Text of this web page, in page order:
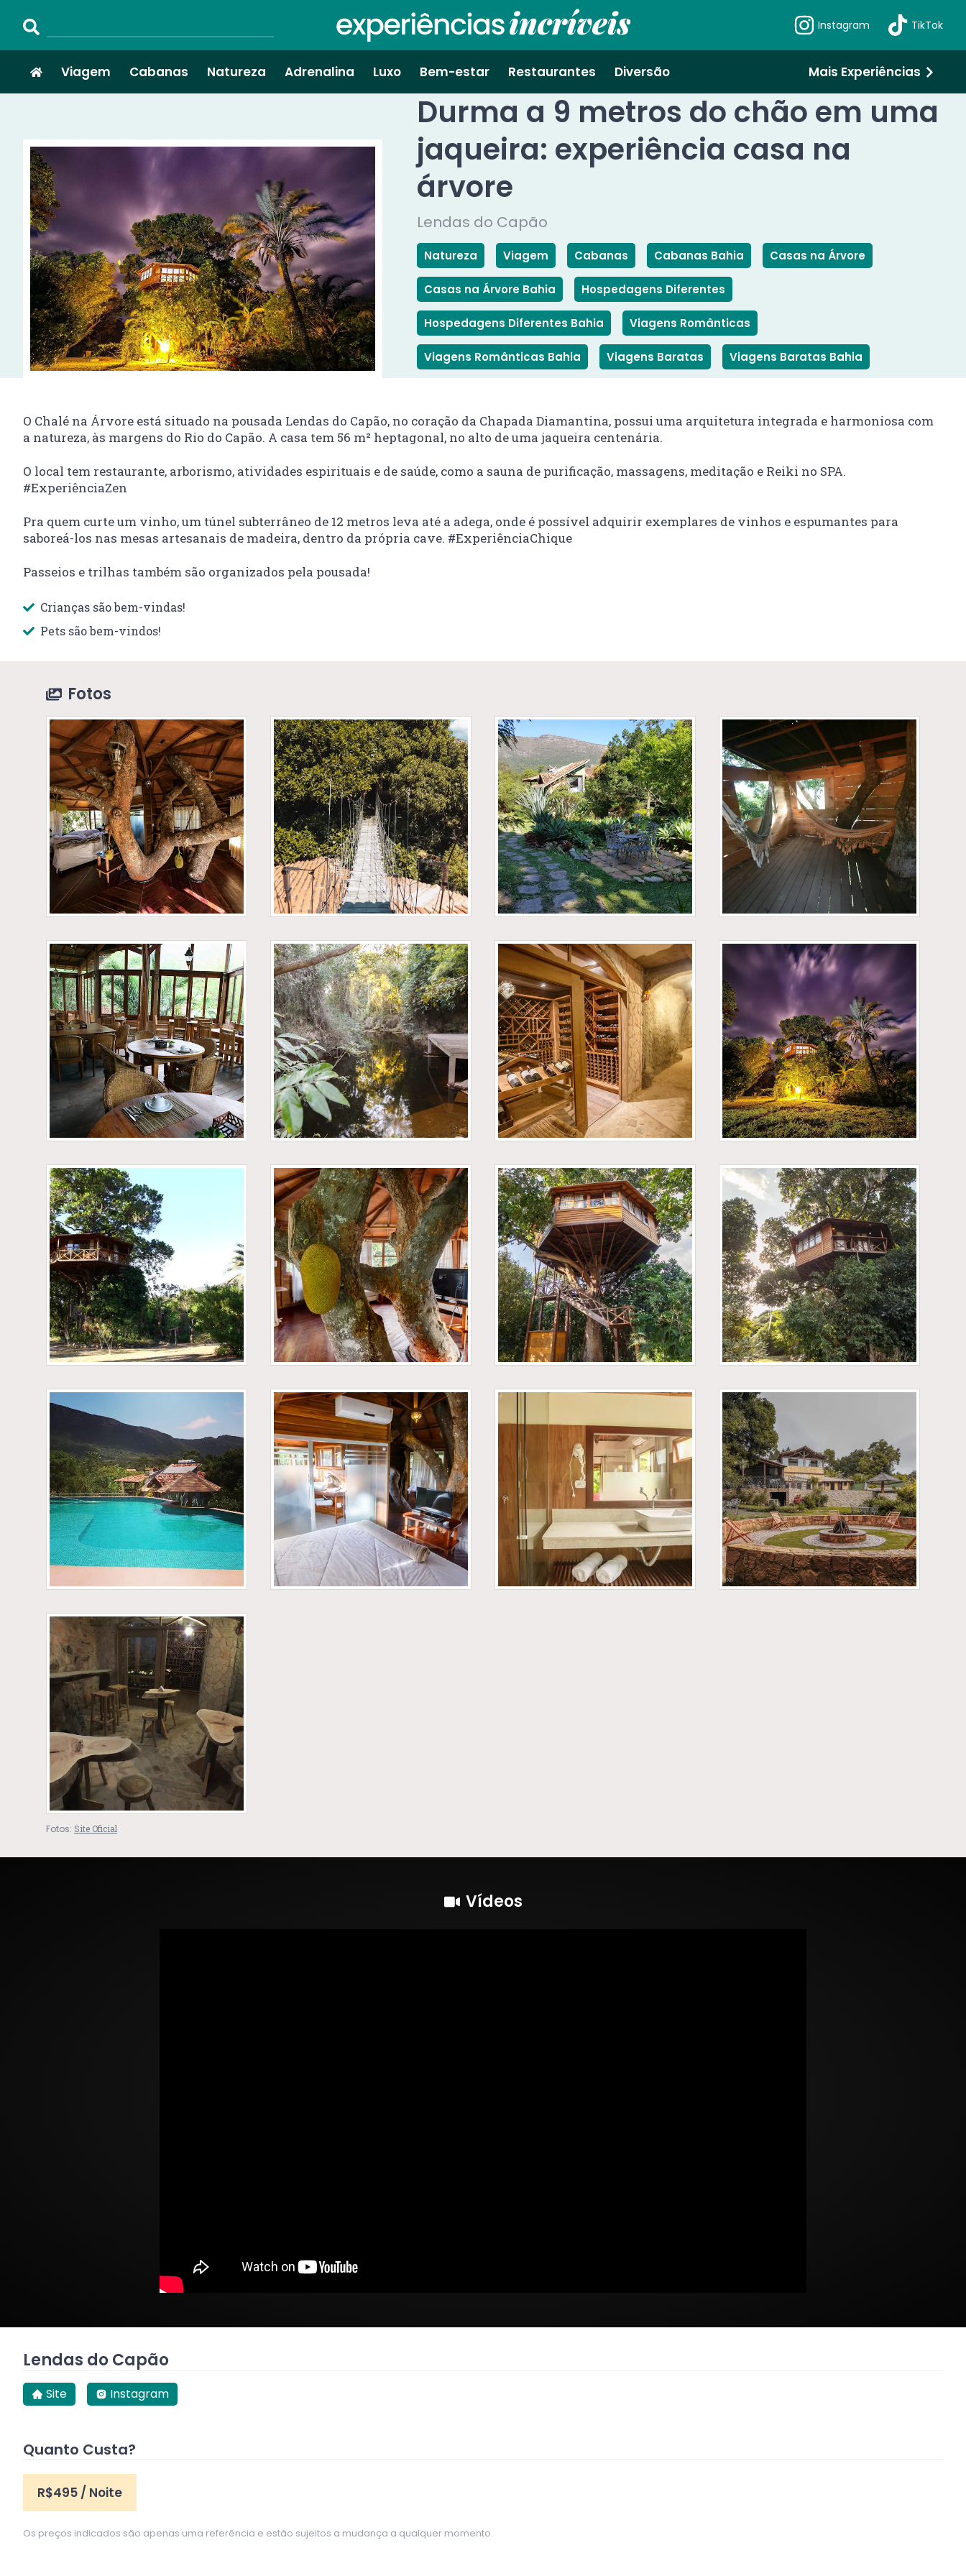
Instagram TikTok
Viagem Cabanas Natureza Adrenalina Luxo Bem-estar Restaurantes Diversão Mais Experiências
Durma a 9 metros do chão em uma
jaqueira: experiência casa na
árvore
Lendas do Capão
Natureza Viagem Cabanas Cabanas Bahia Casas na Árvore
Casas na Árvore Bahia Hospedagens Diferentes
Hospedagens Diferentes Bahia Viagens Românticas
Viagens Românticas Bahia Viagens Baratas Viagens Baratas Bahia
O Chalé na Árvore está situado na pousada Lendas do Capão, no coração da Chapada Diamantina, possui uma arquitetura integrada e harmoniosa com
a natureza, às margens do Rio do Capão. A casa tem 56 m² heptagonal, no alto de uma jaqueira centenária.
O local tem restaurante, arborismo, atividades espirituais e de saúde, como a sauna de purificação, massagens, meditação e Reiki no SPA.
#ExperiênciaZen
Pra quem curte um vinho, um túnel subterrâneo de 12 metros leva até a adega, onde é possível adquirir exemplares de vinhos e espumantes para
saboreá-los nas mesas artesanais de madeira, dentro da própria cave. #ExperiênciaChique
Passeios e trilhas também são organizados pela pousada!
Crianças são bem-vindas!
Pets são bem-vindos!
Fotos
Fotos: Site Oficial
Vídeos
Lendas do Capão
Site Instagram
Quanto Custa?
R$495 / Noite
Os preços indicados são apenas uma referência e estão sujeitos a mudança a qualquer momento.